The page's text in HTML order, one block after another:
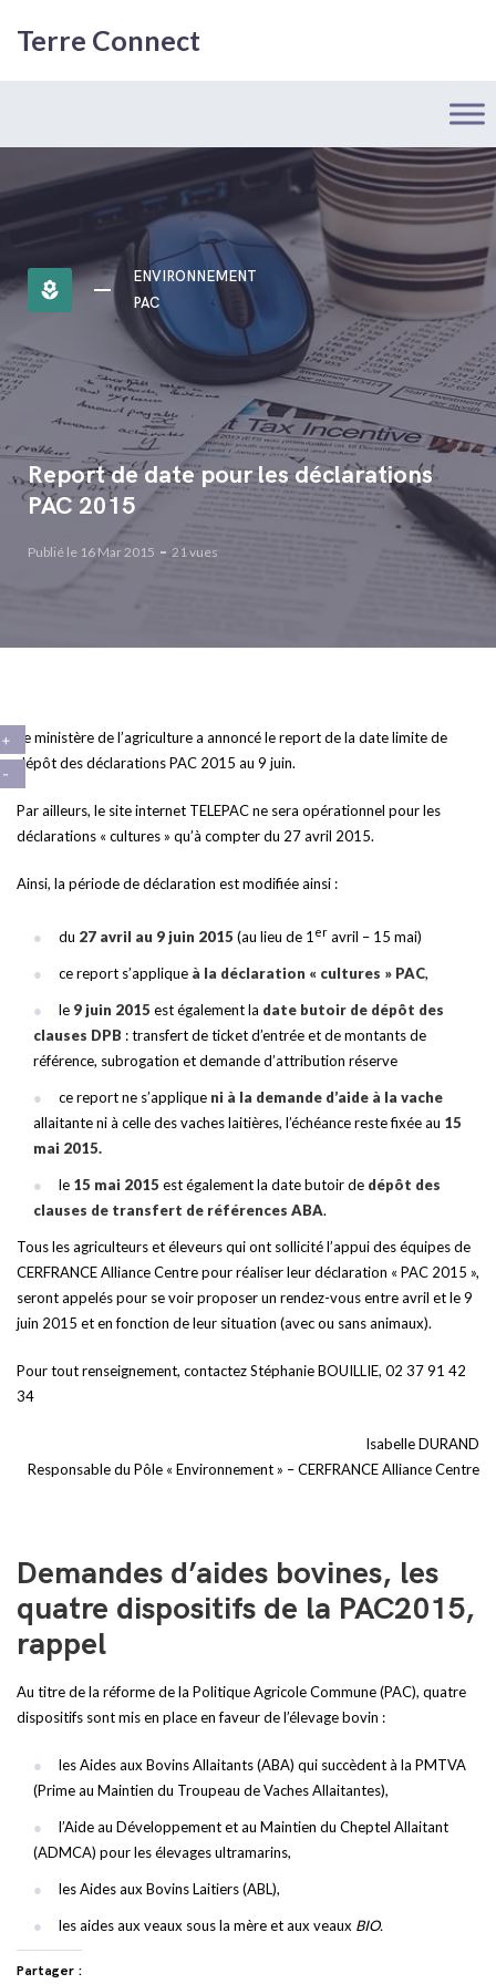
Terre Connect
local_florist
ENVIRONNEMENT
PAC
Report de date pour les déclarations
PAC 2015
Publié le 16 Mar 2015 21 vues
Le ministère de l’agriculture a annoncé le report de la date limite de
dépôt des déclarations PAC 2015 au 9 juin.
Par ailleurs, le site internet TELEPAC ne sera opérationnel pour les
déclarations « cultures » qu’à compter du 27 avril 2015.
Ainsi, la période de déclaration est modifiée ainsi :
du 27 avril au 9 juin 2015 (au lieu de 1er avril – 15 mai)
ce report s’applique à la déclaration « cultures » PAC,
le 9 juin 2015 est également la date butoir de dépôt des
clauses DPB : transfert de ticket d’entrée et de montants de
référence, subrogation et demande d’attribution réserve
ce report ne s’applique ni à la demande d’aide à la vache
allaitante ni à celle des vaches laitières, l’échéance reste fixée au 15
mai 2015.
le 15 mai 2015 est également la date butoir de dépôt des
clauses de transfert de références ABA.
Tous les agriculteurs et éleveurs qui ont sollicité l’appui des équipes de
CERFRANCE Alliance Centre pour réaliser leur déclaration « PAC 2015 »,
seront appelés pour se voir proposer un rendez-vous entre avril et le 9
juin 2015 et en fonction de leur situation (avec ou sans animaux).
Pour tout renseignement, contactez Stéphanie BOUILLIE, 02 37 91 42
34
Isabelle DURAND
Responsable du Pôle « Environnement » – CERFRANCE Alliance Centre
Demandes d’aides bovines, les
quatre dispositifs de la PAC2015,
rappel
Au titre de la réforme de la Politique Agricole Commune (PAC), quatre
dispositifs sont mis en place en faveur de l’élevage bovin :
les Aides aux Bovins Allaitants (ABA) qui succèdent à la PMTVA
(Prime au Maintien du Troupeau de Vaches Allaitantes),
l’Aide au Développement et au Maintien du Cheptel Allaitant
(ADMCA) pour les élevages ultramarins,
les Aides aux Bovins Laitiers (ABL),
les aides aux veaux sous la mère et aux veaux BIO.
Partager :